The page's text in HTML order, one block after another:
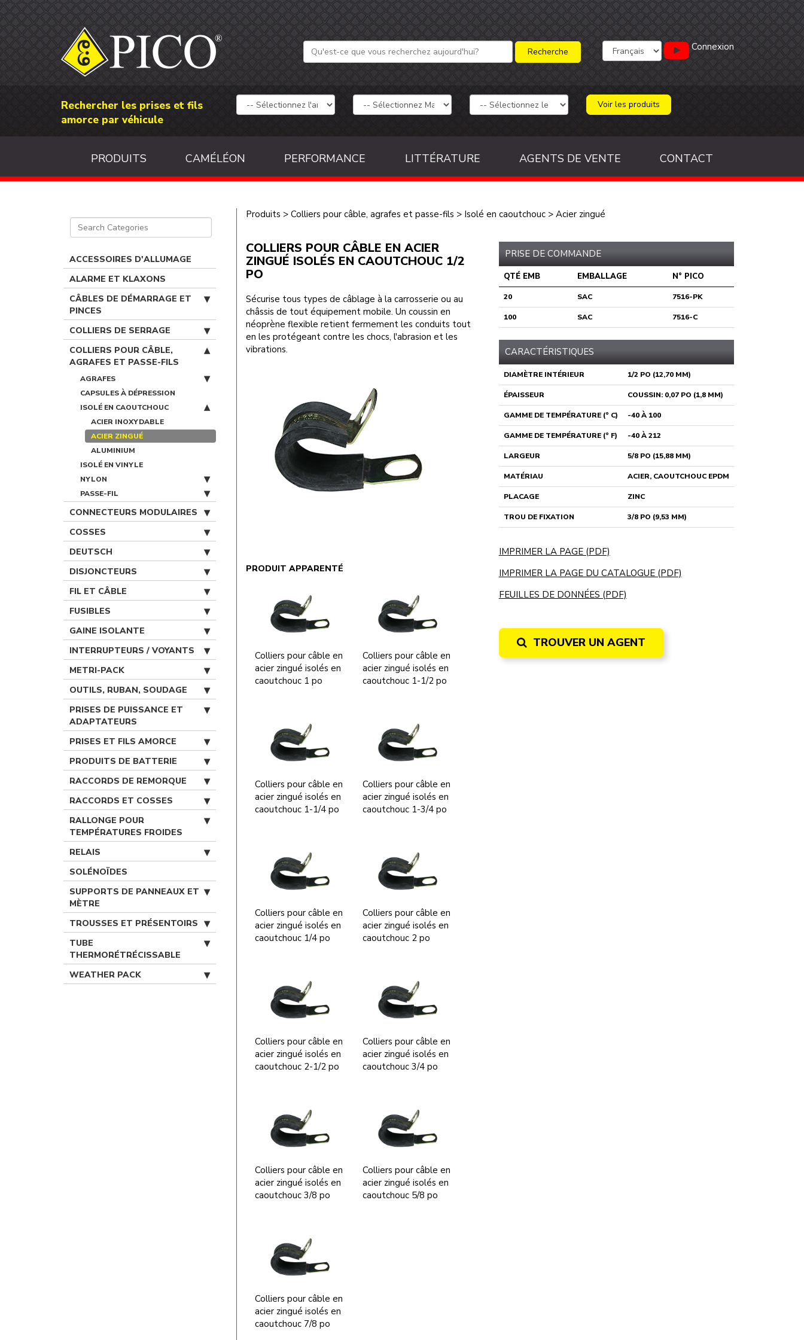
Connexion
Rechercher les prises et fils
amorce par véhicule
Voir les produits
PRODUITS CAMÉLÉON PERFORMANCE LITTÉRATURE AGENTS DE VENTE CONTACT
ACCESSOIRES D'ALLUMAGE
ALARME ET KLAXONS
CÂBLES DE DÉMARRAGE ET
PINCES
COLLIERS DE SERRAGE
COLLIERS POUR CÂBLE,
AGRAFES ET PASSE-FILS
AGRAFES
CAPSULES À DÉPRESSION
ISOLÉ EN CAOUTCHOUC
ACIER INOXYDABLE
ACIER ZINGUÉ
ALUMINIUM
ISOLÉ EN VINYLE
NYLON
PASSE-FIL
CONNECTEURS MODULAIRES
COSSES
DEUTSCH
DISJONCTEURS
FIL ET CÂBLE
FUSIBLES
GAINE ISOLANTE
INTERRUPTEURS / VOYANTS
METRI-PACK
OUTILS, RUBAN, SOUDAGE
PRISES DE PUISSANCE ET
ADAPTATEURS
PRISES ET FILS AMORCE
PRODUITS DE BATTERIE
RACCORDS DE REMORQUE
RACCORDS ET COSSES
RALLONGE POUR
TEMPÉRATURES FROIDES
RELAIS
SOLÉNOÏDES
SUPPORTS DE PANNEAUX ET
MÈTRE
TROUSSES ET PRÉSENTOIRS
TUBE
THERMORÉTRÉCISSABLE
WEATHER PACK
Produits > Colliers pour câble, agrafes et passe-fils > Isolé en caoutchouc> Acier zingué
COLLIERS POUR CÂBLE EN ACIER
ZINGUÉ ISOLÉS EN CAOUTCHOUC 1/2
PO
Sécurise tous types de câblage à la carrosserie ou au
châssis de tout équipement mobile. Un coussin en
néoprène flexible retient fermement les conduits tout
en les protégeant contre les chocs, l'abrasion et les
vibrations.
PRODUIT APPARENTÉ
Colliers pour câble en
acier zingué isolés en
caoutchouc 1 po
Colliers pour câble en
acier zingué isolés en
caoutchouc 1-1/2 po
Colliers pour câble en
acier zingué isolés en
caoutchouc 1-1/4 po
Colliers pour câble en
acier zingué isolés en
caoutchouc 1-3/4 po
Colliers pour câble en
acier zingué isolés en
caoutchouc 1/4 po
Colliers pour câble en
acier zingué isolés en
caoutchouc 2 po
Colliers pour câble en
acier zingué isolés en
caoutchouc 2-1/2 po
Colliers pour câble en
acier zingué isolés en
caoutchouc 3/4 po
Colliers pour câble en
acier zingué isolés en
caoutchouc 3/8 po
Colliers pour câble en
acier zingué isolés en
caoutchouc 5/8 po
Colliers pour câble en
acier zingué isolés en
caoutchouc 7/8 po
PRISE DE COMMANDE
QTÉ EMB EMBALLAGE N° PICO
20 SAC 7516-PK
100 SAC 7516-C
CARACTÉRISTIQUES
DIAMÈTRE INTÉRIEUR 1/2 PO (12,70 MM)
ÉPAISSEUR COUSSIN: 0,07 PO (1,8 MM)
GAMME DE TEMPÉRATURE (° C) -40 À 100
GAMME DE TEMPÉRATURE (° F) -40 À 212
LARGEUR 5/8 PO (15,88 MM)
MATÉRIAU ACIER, CAOUTCHOUC EPDM
PLACAGE ZINC
TROU DE FIXATION 3/8 PO (9,53 MM)
IMPRIMER LA PAGE (PDF)
IMPRIMER LA PAGE DU CATALOGUE (PDF)
FEUILLES DE DONNÉES (PDF)
TROUVER UN AGENT